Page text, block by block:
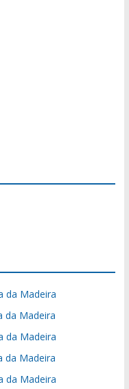
da Madeira
da Madeira
da Madeira
da Madeira
da Madeira